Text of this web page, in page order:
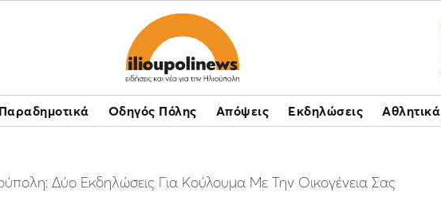
Παραδημοτικά Οδηγός Πόλης Απόψεις Εκδηλώσεις Αθλητικά
Δύο Εκδηλώσεις Για Κούλουμα Με Την Οικογένεια Σας